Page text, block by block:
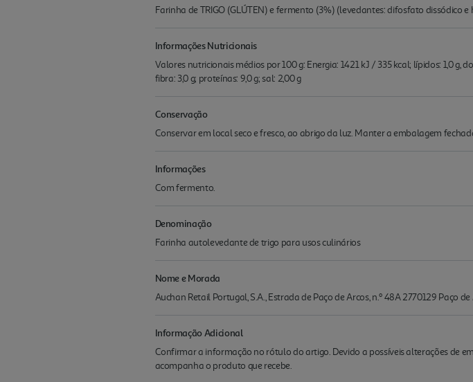
Farinha de TRIGO (GLÚTEN) e fermento (3%) (levedantes: difosfato dissódico
Informações Nutricionais
Valores nutricionais médios por 100 g: Energia: 1421 kJ / 335 kcal; lípidos: 1,0 g,
fibra: 3,0 g; proteínas: 9,0 g; sal: 2,00 g
Conservação
Conservar em local seco e fresco, ao abrigo da luz. Manter a embalagem
Informações
Com fermento.
Denominação
Farinha autolevedante de trigo para usos culinários
Nome e Morada
Auchan Retail Portugal, S.A., Estrada de Paço de Arcos, n.º 48A 2770129 Paço de
Informação Adicional
Confirmar a informação no rótulo do artigo. Devido a possíveis alterações de
acompanha o produto que recebe.